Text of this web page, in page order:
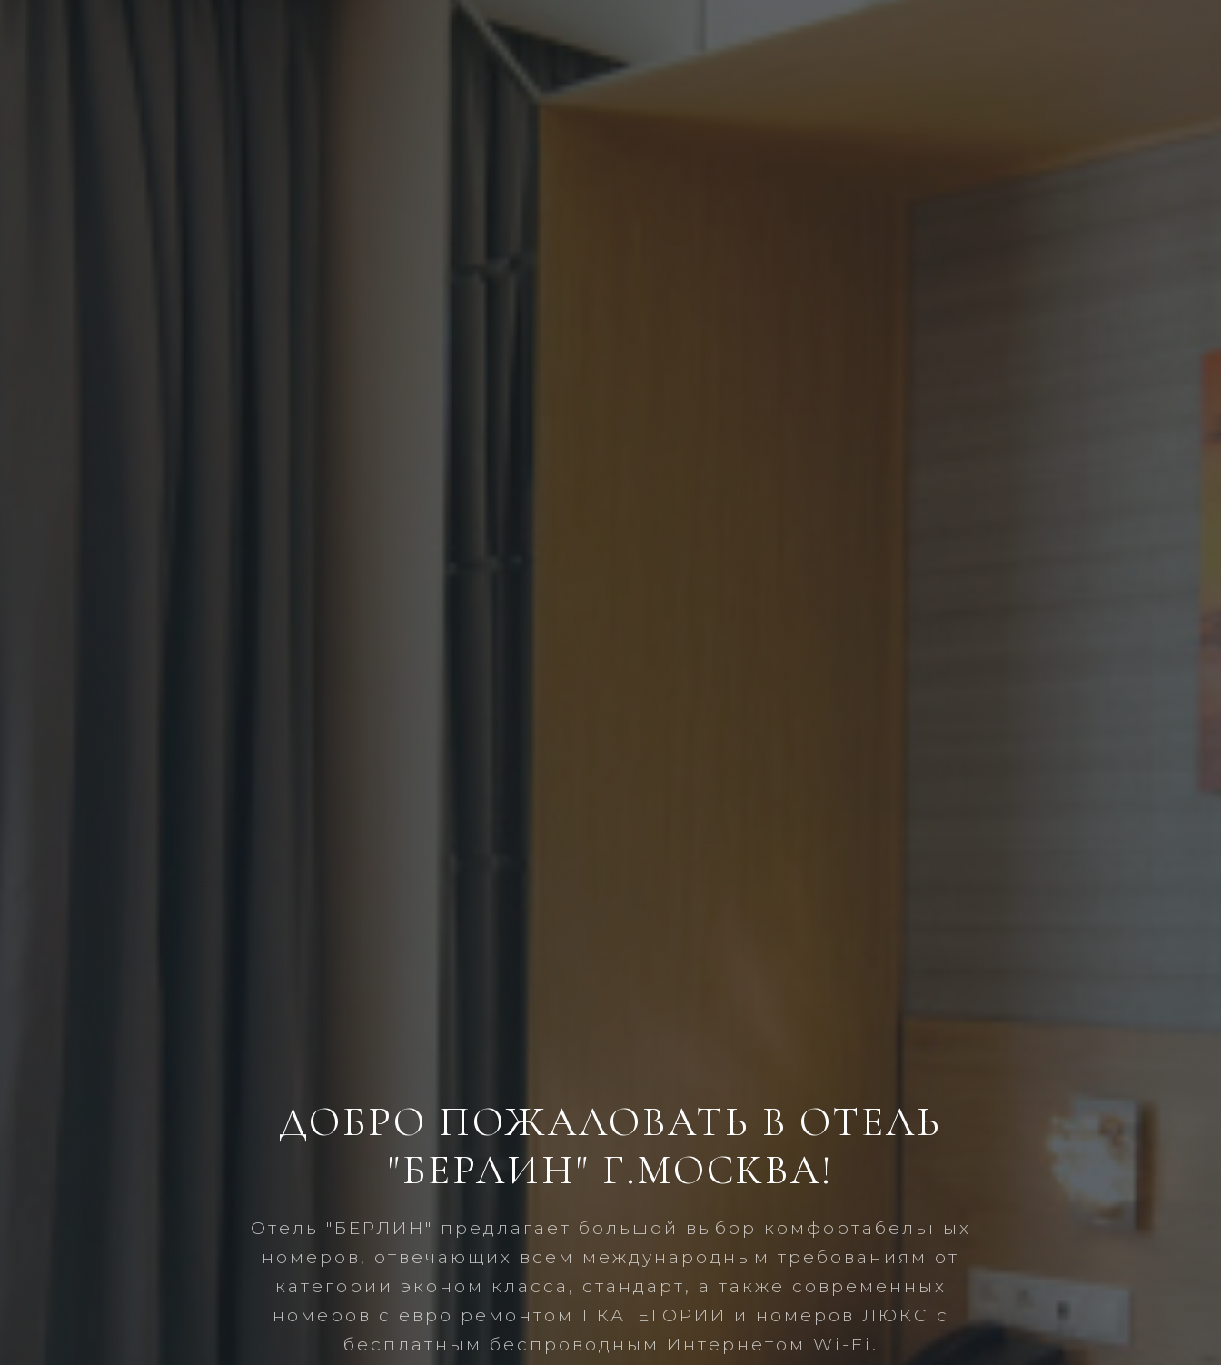
ДОБРО ПОЖАЛОВАТЬ В ОТЕЛЬ
"БЕРЛИН" Г.МОСКВА!
Отель "БЕРЛИН" предлагает большой выбор комфортабельных
номеров, отвечающих всем международным требованиям от
категории эконом класса, стандарт, а также современных
номеров с евро ремонтом 1 КАТЕГОРИИ и номеров ЛЮКС с
бесплатным беспроводным Интернетом Wi-Fi.